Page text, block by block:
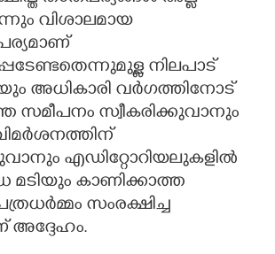
വിശാലമായ
നിലപാട്
അധികാരി വർഗത്തിനോട്
സമീപനം സ്വീകരിക്കുവാനും
എഡിറ്റോറിയലുകളിൽ
കാണിക്കാത്ത
സംരക്ഷിച്ച
അദ്ദേഹം.